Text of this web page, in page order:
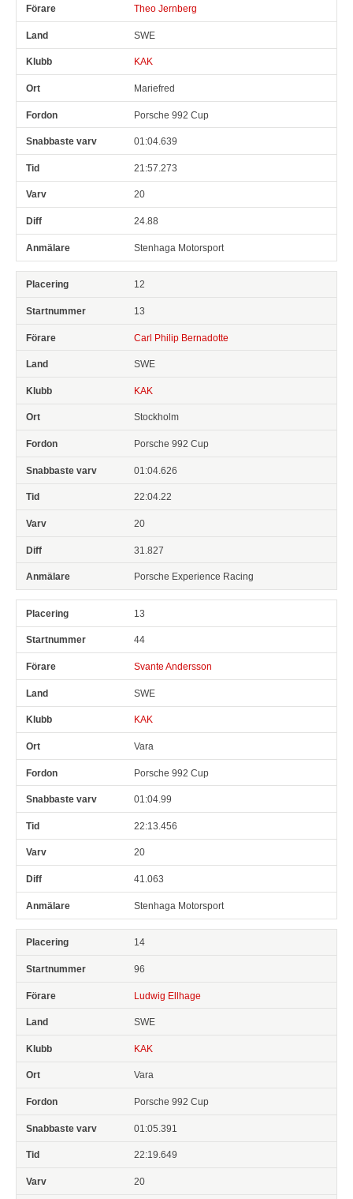
Theo Jernberg
SWE
KAK
Mariefred
Porsche 992 Cup
01:04.639
21:57.273
20
24.88
Stenhaga Motorsport
12
13
Carl Philip Bernadotte
SWE
KAK
Stockholm
Porsche 992 Cup
01:04.626
22:04.22
20
31.827
Porsche Experience Racing
13
44
Svante Andersson
SWE
KAK
Vara
Porsche 992 Cup
01:04.99
22:13.456
20
41.063
Stenhaga Motorsport
14
96
Ludwig Ellhage
SWE
KAK
Vara
Porsche 992 Cup
01:05.391
22:19.649
20